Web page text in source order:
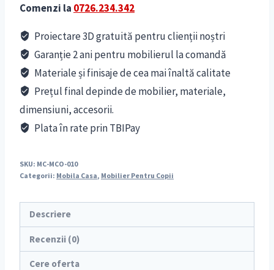
Comenzi la 0726.234.342
Proiectare 3D gratuită pentru clienții noștri
Garanție 2 ani pentru mobilierul la comandă
Materiale și finisaje de cea mai înaltă calitate
Prețul final depinde de mobilier, materiale,
dimensiuni, accesorii.
Plata în rate prin TBIPay
SKU: MC-MCO-010
Categorii: Mobila Casa, Mobilier Pentru Copii
Descriere
Recenzii (0)
Cere oferta